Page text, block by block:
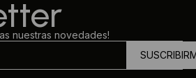
nuestras novedades!